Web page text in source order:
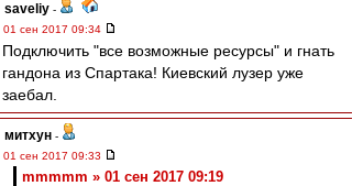
saveliy -
01 сен 2017 09:34
Подключить "все возможные ресурсы" и гнать
гандона из Спартака! Киевский лузер уже
заебал.
митхун -
01 сен 2017 09:33
mmmmm » 01 сен 2017 09:19